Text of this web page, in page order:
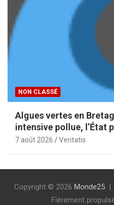
NON CLASSÉ
Algues vertes en
intensive pollue, l’État
7 août 2026 Veritatis
Copyright © 2026 Monde25
Fièrement